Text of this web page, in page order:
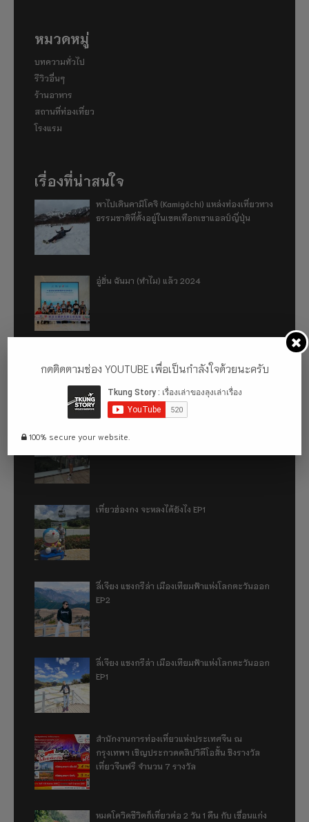
หมวดหมู่
บทความทั่วไป
รีวิวอื่นๆ
ร้านอาหาร
สถานที่ท่องเที่ยว
โรงแรม
เรื่องที่น่าสนใจ
พาไปเดินคามิโคจิ (Kamigōchi) แหล่งท่องเที่ยวทาง
ธรรมชาติที่ตั้งอยู่ในเขตเทือกเขาแอลป์ญี่ปุ่น
อู่ฮั่น ฉันมา (ทำไม) แล้ว 2024
500km
เที่ยวฮ่องกง จะหลงได้ยังไง EP2
เที่ยวฮ่องกง จะหลงได้ยังไง EP1
ลี่เจียง แชงกรีล่า เมืองเทียมฟ้าแห่งโลกตะวันออก
EP2
ลี่เจียง แชงกรีล่า เมืองเทียมฟ้าแห่งโลกตะวันออก
EP1
สำนักงานการท่องเที่ยวแห่งประเทศจีน ณ
กรุงเทพฯ เชิญประกวดคลิปวิดีโอสั้น ชิงรางวัล
เที่ยวจีนฟรี จำนวน 7 รางวัล
หมดโควิดชีวิตก็เที่ยวต่อ 2 วัน 1 คืน กับ เขื่อนแก่ง
กดติดตามช่อง YOUTUBE เพื่อเป็นกำลังใจด้วยนะครับ
100% secure your website.